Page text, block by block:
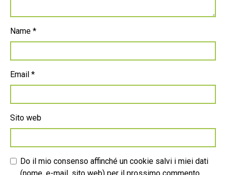
Name *
Email *
Sito web
Do il mio consenso affinché un cookie salvi i miei dati